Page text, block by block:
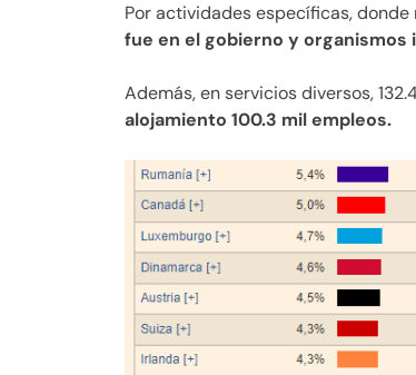
Por actividades específicas, donde
fue en el gobierno y organismos
Además, en servicios diversos,
alojamiento 100.3 mil empleos.